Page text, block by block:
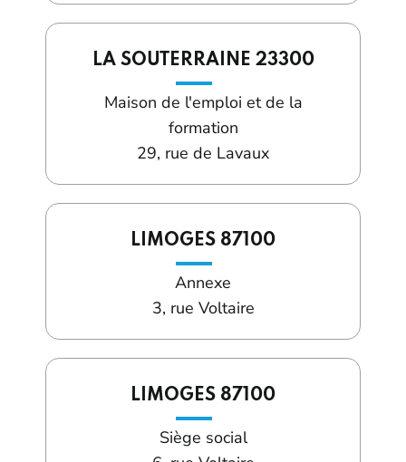
LA SOUTERRAINE 23300
Maison de l'emploi et de la
formation
29, rue de Lavaux
LIMOGES 87100
Annexe
3, rue Voltaire
LIMOGES 87100
Siège social